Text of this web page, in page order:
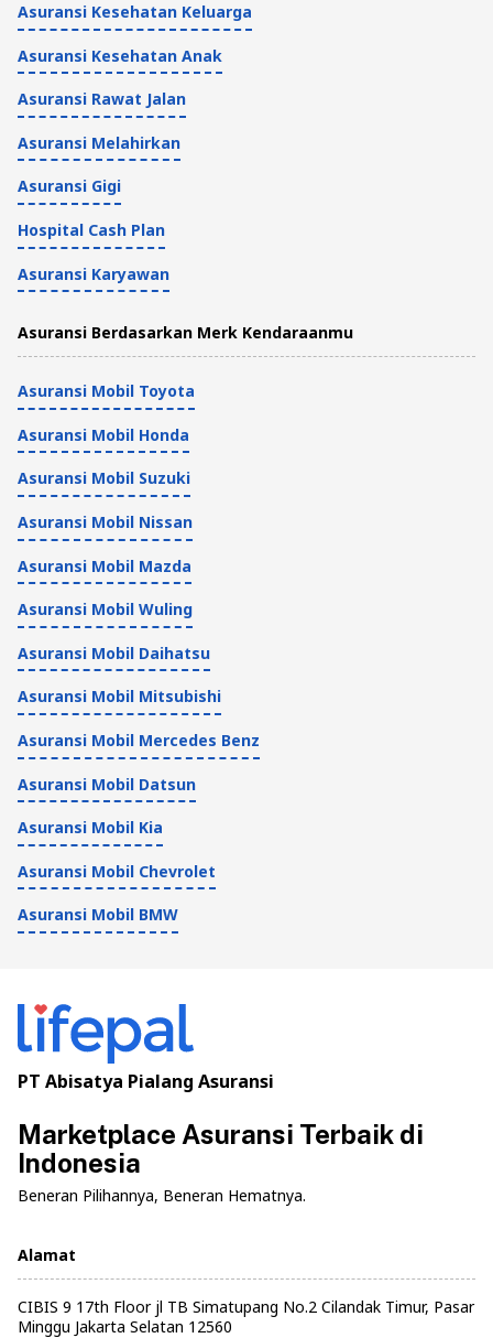
Asuransi Kesehatan Keluarga
Asuransi Kesehatan Anak
Asuransi Rawat Jalan
Asuransi Melahirkan
Asuransi Gigi
Hospital Cash Plan
Asuransi Karyawan
Asuransi Berdasarkan Merk Kendaraanmu
Asuransi Mobil Toyota
Asuransi Mobil Honda
Asuransi Mobil Suzuki
Asuransi Mobil Nissan
Asuransi Mobil Mazda
Asuransi Mobil Wuling
Asuransi Mobil Daihatsu
Asuransi Mobil Mitsubishi
Asuransi Mobil Mercedes Benz
Asuransi Mobil Datsun
Asuransi Mobil Kia
Asuransi Mobil Chevrolet
Asuransi Mobil BMW
PT Abisatya Pialang Asuransi
Marketplace Asuransi Terbaik di
Indonesia
Beneran Pilihannya, Beneran Hematnya.
Alamat
CIBIS 9 17th Floor jl TB Simatupang No.2 Cilandak Timur, Pasar
Minggu Jakarta Selatan 12560